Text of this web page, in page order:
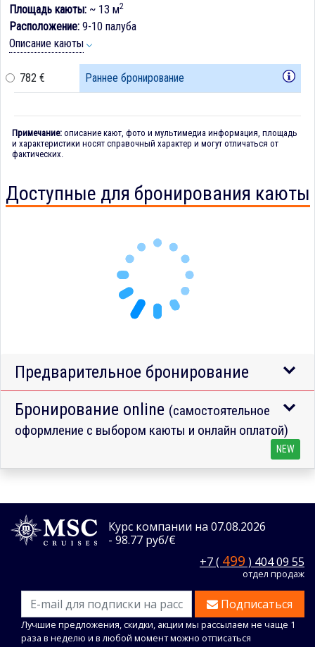
Площадь каюты: ~ 13 м2
Расположение: 9-10 палуба
Описание каюты
782 € Раннее бронирование
Примечание: описание кают, фото и мультимедиа информация, площадь
и характеристики носят справочный характер и могут отличаться от
фактических.
Доступные для бронирования каюты
Предварительное бронирование
Бронирование online (самостоятельное
оформление с выбором каюты и онлайн оплатой)
NEW
Курс компании на 07.08.2026
- 98.77 руб/€
+7 ( 499 ) 404 09 55
отдел продаж
Подписаться
Лучшие предложения, скидки, акции мы рассылаем не чаще 1
раза в неделю и в любой момент можно отписаться